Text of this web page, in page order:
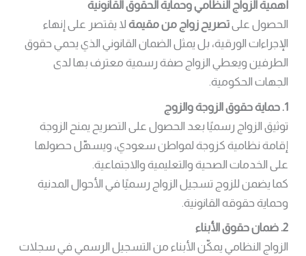
أهمية الزواج النظامي وحماية الحقوق القانونية
الحصول علىتصريح زواج من مقيمة لا يقتصر على إنهاء
الإجراءات الورقية، بل يمثل الضمان القانوني الذي يحمي حقوق
الطرفين ويعطي الزواج صفة رسمية معترف بها لدى
الجهات الحكومية.
1. حماية حقوق الزوجة والزوج
توثيق الزواج رسميًا بعد الحصول على التصريح يمنح الزوجة
إقامة نظامية كزوجة لمواطن سعودي، ويسهّل حصولها
على الخدمات الصحية والتعليمية والاجتماعية.
كما يضمن للزوج تسجيل الزواج رسميًا في الأحوال المدنية
وحماية حقوقه القانونية.
2. ضمان حقوق الأبناء
الزواج النظامي يمكّن الأبناء من التسجيل الرسمي في سجلات